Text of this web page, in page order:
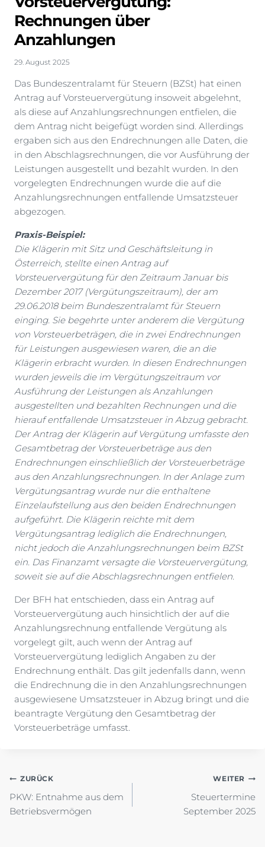
Rechnungen über
Anzahlungen
29. August 2025
Das Bundeszentralamt für Steuern (BZSt) hat einen
Antrag auf Vorsteuervergütung insoweit abgelehnt,
als diese auf Anzahlungsrechnungen entfielen, die
dem Antrag nicht beigefügt worden sind. Allerdings
ergaben sich aus den Endrechnungen alle Daten, die
in den Abschlagsrechnungen, die vor Ausführung der
Leistungen ausgestellt und bezahlt wurden. In den
vorgelegten Endrechnungen wurde die auf die
Anzahlungsrechnungen entfallende Umsatzsteuer
abgezogen.
Praxis-Beispiel:
Die Klägerin mit Sitz und Geschäftsleitung in
Österreich, stellte einen Antrag auf
Vorsteuervergütung für den Zeitraum Januar bis
Dezember 2017 (Vergütungszeitraum), der am
29.06.2018 beim Bundeszentralamt für Steuern
einging. Sie begehrte unter anderem die Vergütung
von Vorsteuerbeträgen, die in zwei Endrechnungen
für Leistungen ausgewiesen waren, die an die
Klägerin erbracht wurden. In diesen Endrechnungen
wurden jeweils die im Vergütungszeitraum vor
Ausführung der Leistungen als Anzahlungen
ausgestellten und bezahlten Rechnungen und die
hierauf entfallende Umsatzsteuer in Abzug gebracht.
Der Antrag der Klägerin auf Vergütung umfasste den
Gesamtbetrag der Vorsteuerbeträge aus den
Endrechnungen einschließlich der Vorsteuerbeträge
aus den Anzahlungsrechnungen. In der Anlage zum
Vergütungsantrag wurde nur die enthaltene
Einzelaufstellung aus den beiden Endrechnungen
aufgeführt. Die Klägerin reichte mit dem
Vergütungsantrag lediglich die Endrechnungen,
nicht jedoch die Anzahlungsrechnungen beim BZSt
ein. Das Finanzamt versagte die Vorsteuervergütung,
soweit sie auf die Abschlagsrechnungen entfielen.
Der BFH hat entschieden, dass ein Antrag auf
Vorsteuervergütung auch hinsichtlich der auf die
Anzahlungsrechnung entfallende Vergütung als
vorgelegt gilt, auch wenn der Antrag auf
Vorsteuervergütung lediglich Angaben zu der
Endrechnung enthält. Das gilt jedenfalls dann, wenn
die Endrechnung die in den Anzahlungsrechnungen
ausgewiesene Umsatzsteuer in Abzug bringt und die
beantragte Vergütung den Gesamtbetrag der
Vorsteuerbeträge umfasst.
Beitragsnavigation
ZURÜCK
PKW: Entnahme aus dem
Betriebsvermögen
WEITER
Steuertermine
September 2025